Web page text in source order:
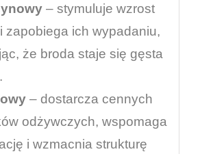
– stymuluje wzrost
zapobiega ich wypadaniu,
że broda staje się gęsta
– dostarcza cennych
odżywczych, wspomaga
i wzmacnia strukturę